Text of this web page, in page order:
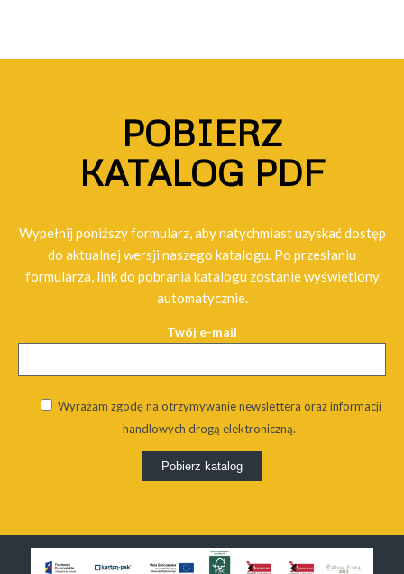
POBIERZ
KATALOG PDF
Wypełnij poniższy formularz, aby natychmiast uzyskać dostęp
do aktualnej wersji naszego katalogu. Po przesłaniu
formularza, link do pobrania katalogu zostanie wyświetlony
automatycznie.
Twój e-mail
Wyrażam zgodę na otrzymywanie newslettera oraz informacji
handlowych drogą elektroniczną.